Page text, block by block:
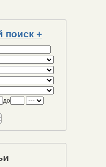
поиск +
до